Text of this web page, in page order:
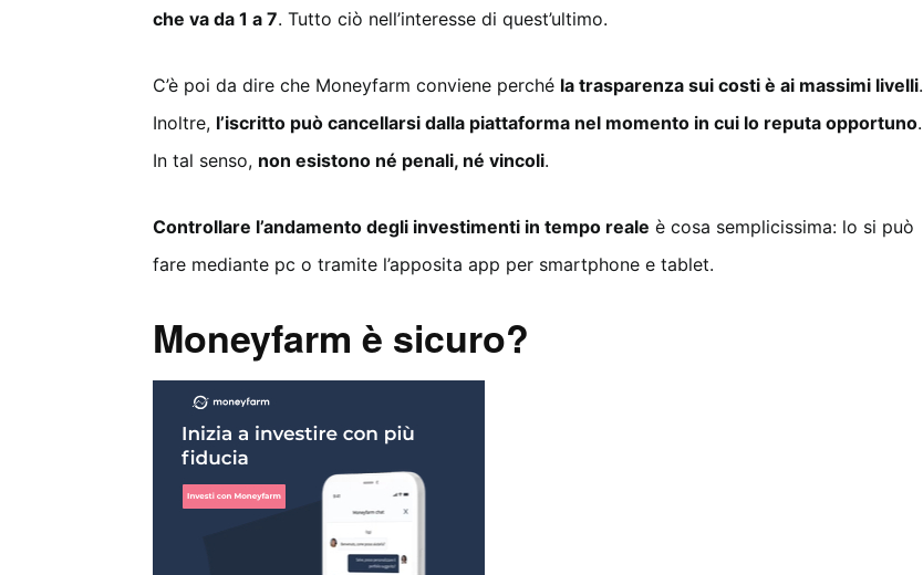
che va da 1 a 7. Tutto ciò nell’interesse di quest’ultimo.
C’è poi da dire che Moneyfarm conviene perché la trasparenza sui costi è ai massimi livelli.
Inoltre, l’iscritto può cancellarsi dalla piattaforma nel momento in cui lo reputa opportuno.
In tal senso, non esistono né penali, né vincoli.
Controllare l’andamento degli investimenti in tempo reale è cosa semplicissima: lo si può
fare mediante pc o tramite l’apposita app per smartphone e tablet.
Moneyfarm è sicuro?